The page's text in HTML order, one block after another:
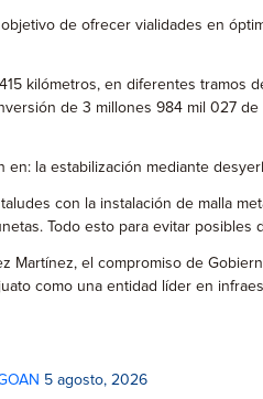
de ofrecer vialidades en
kilómetros, en diferentes tramos
de 3 millones 984 mil 027
en: la estabilización mediante
con la instalación de malla
Todo esto para evitar
Martínez, el compromiso de
como una entidad líder en
5 agosto, 2026